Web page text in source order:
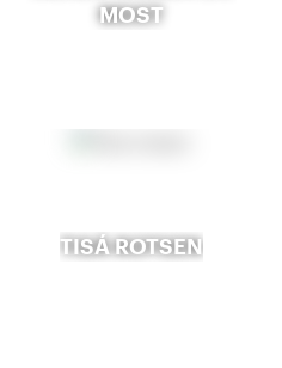
MOST
TISÁ ROTSEN